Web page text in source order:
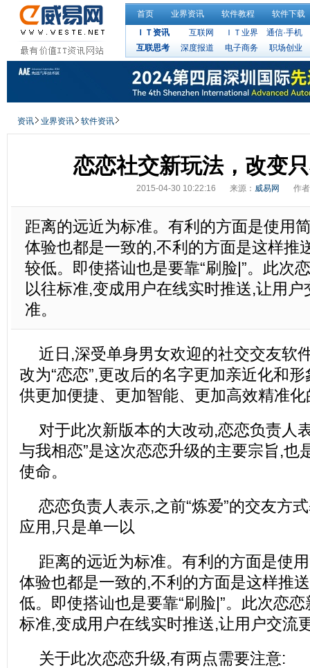
首页 业界资讯 软件教程
软件下载
ＩＴ资讯
互联网 ＩＴ业界
通信·手机
互联思考
深度报道 电子商务 职场创业
资讯 业界资讯 软件资讯
恋恋社交新玩法，改变
2015-04-30 10:22:16 来源： 威易网 作
距离的远近为标准。有利的方面是使用
体验也都是一致的,不利的方面是这样推
较低。即使搭讪也是要靠“刷脸|”。此次
以往标准,变成用户在线实时推送,让用
准。
近日,深受单身男女欢迎的社交交友软
改为“恋恋”,更改后的名字更加亲近化和
供更加便捷、更加智能、更加高效精准
对于此次新版本的大改动,恋恋负责人
与我相恋”是这次恋恋升级的主要宗旨,也
使命。
恋恋负责人表示,之前“炼爱”的交友方
应用,只是单一以
距离的远近为标准。有利的方面是使
体验也都是一致的,不利的方面是这样推
低。即使搭讪也是要靠“刷脸|”。此次恋
标准,变成用户在线实时推送,让用户交流
关于此次恋恋升级,有两点需要注意: